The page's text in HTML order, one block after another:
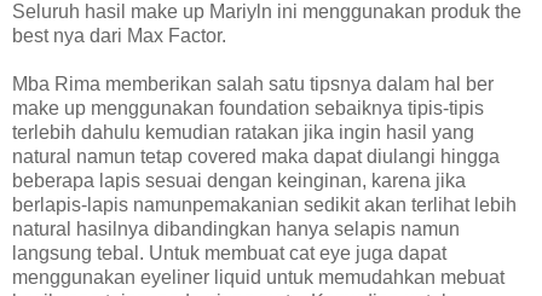
Seluruh hasil make up Mariyln ini menggunakan produk the
best nya dari Max Factor.
Mba Rima memberikan salah satu tipsnya dalam hal ber
make up menggunakan foundation sebaiknya tipis-tipis
terlebih dahulu kemudian ratakan jika ingin hasil yang
natural namun tetap covered maka dapat diulangi hingga
beberapa lapis sesuai dengan keinginan, karena jika
berlapis-lapis namunpemakanian sedikit akan terlihat lebih
natural hasilnya dibandingkan hanya selapis namun
langsung tebal. Untuk membuat cat eye juga dapat
menggunakan eyeliner liquid untuk memudahkan mebuat